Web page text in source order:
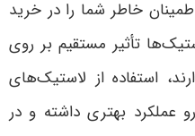
خاطر شما را در خرید
تأثیر مستقیم بر روی
استفاده از لاستیک‌های
عملکرد بهتری داشته و در